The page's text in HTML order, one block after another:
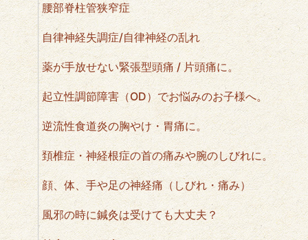
腰部脊柱管狭窄症
自律神経失調症/自律神経の乱れ
薬が手放せない緊張型頭痛 / 片頭痛に。
起立性調節障害（OD）でお悩みのお子様へ。
逆流性食道炎の胸やけ・胃痛に。
頚椎症・神経根症の首の痛みや腕のしびれに。
顔、体、手や足の神経痛（しびれ・痛み）
風邪の時に鍼灸は受けても大丈夫？